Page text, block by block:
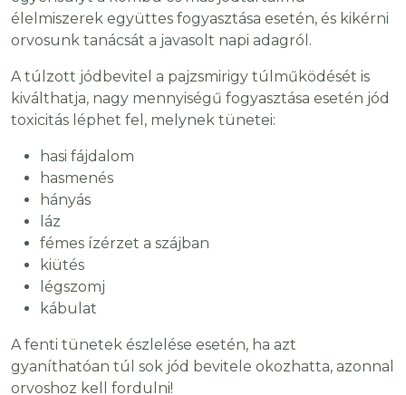
élelmiszerek együttes fogyasztása esetén, és kikérni
orvosunk tanácsát a javasolt napi adagról.
A túlzott jódbevitel a pajzsmirigy túlműködését is
kiválthatja, nagy mennyiségű fogyasztása esetén jód
toxicitás léphet fel, melynek tünetei:
hasi fájdalom
hasmenés
hányás
láz
fémes ízérzet a szájban
kiütés
légszomj
kábulat
A fenti tünetek észlelése esetén, ha azt
gyaníthatóan túl sok jód bevitele okozhatta, azonnal
orvoshoz kell fordulni!